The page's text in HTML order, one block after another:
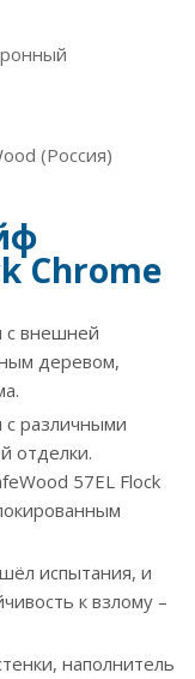
(Россия)
Chrome
с внешней
деревом,
с различными
отделки.
57EL Flock
испытания, и
к взлому –
наполнитель